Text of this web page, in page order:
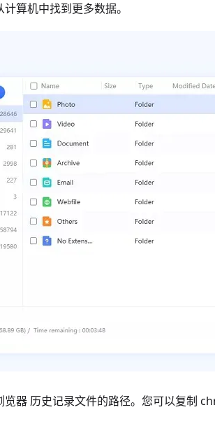
算机中找到更多数据。
器 历史记录文件的路径。您可以复制